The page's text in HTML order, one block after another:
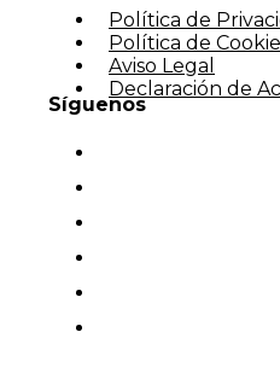
Política de
Política de
Aviso Legal
Declaración de
Síguenos